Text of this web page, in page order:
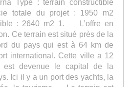
Type : terrain constructible
totale du projet : 1950 m2
: 2640 m2 1. L’offre en
Ce terrain est situé près de la
du pays qui est à 64 km de
international. Cette ville a 12
est devenue le capital de la
Ici il y a un port des yachts, la